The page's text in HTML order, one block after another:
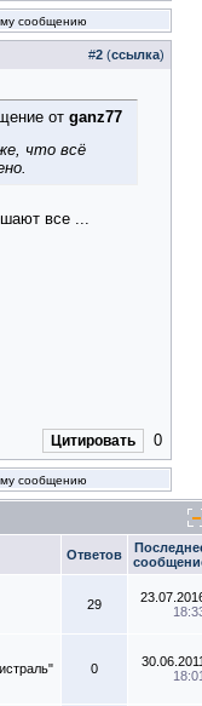
сообщению
#2 (ссылка)
от ganz77
что всё
все ...
Цитировать 0
сообщению
Ответов
29
0